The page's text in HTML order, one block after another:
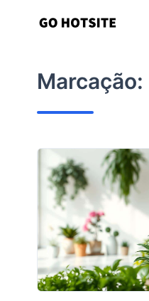
conteúdoMarcação: